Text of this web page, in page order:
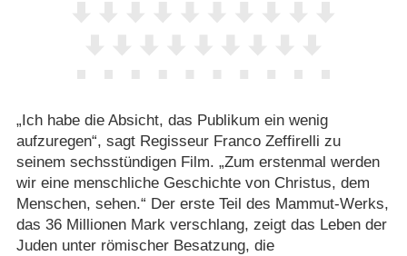
„Ich habe die Absicht, das Publikum ein wenig
aufzuregen“, sagt Regisseur Franco Zeffirelli zu
seinem sechsstündigen Film. „Zum erstenmal werden
wir eine menschliche Geschichte von Christus, dem
Menschen, sehen.“ Der erste Teil des Mammut-Werks,
das 36 Millionen Mark verschlang, zeigt das Leben der
Juden unter römischer Besatzung, die